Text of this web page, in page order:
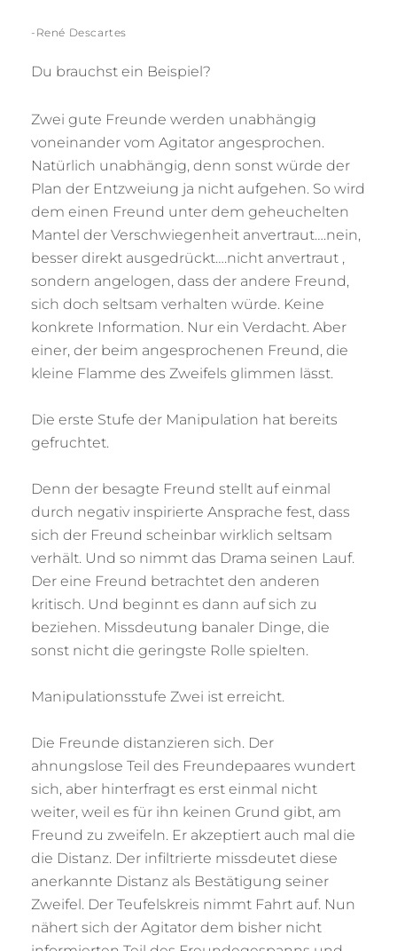
-René Descartes
Du brauchst ein Beispiel?
Zwei gute Freunde werden unabhängig
voneinander vom Agitator angesprochen.
Natürlich unabhängig, denn sonst würde der
Plan der Entzweiung ja nicht aufgehen. So wird
dem einen Freund unter dem geheuchelten
Mantel der Verschwiegenheit anvertraut….nein,
besser direkt ausgedrückt….nicht anvertraut ,
sondern angelogen, dass der andere Freund,
sich doch seltsam verhalten würde. Keine
konkrete Information. Nur ein Verdacht. Aber
einer, der beim angesprochenen Freund, die
kleine Flamme des Zweifels glimmen lässt.
Die erste Stufe der Manipulation hat bereits
gefruchtet.
Denn der besagte Freund stellt auf einmal
durch negativ inspirierte Ansprache fest, dass
sich der Freund scheinbar wirklich seltsam
verhält. Und so nimmt das Drama seinen Lauf.
Der eine Freund betrachtet den anderen
kritisch. Und beginnt es dann auf sich zu
beziehen. Missdeutung banaler Dinge, die
sonst nicht die geringste Rolle spielten.
Manipulationsstufe Zwei ist erreicht.
Die Freunde distanzieren sich. Der
ahnungslose Teil des Freundepaares wundert
sich, aber hinterfragt es erst einmal nicht
weiter, weil es für ihn keinen Grund gibt, am
Freund zu zweifeln. Er akzeptiert auch mal die
die Distanz. Der infiltrierte missdeutet diese
anerkannte Distanz als Bestätigung seiner
Zweifel. Der Teufelskreis nimmt Fahrt auf. Nun
nähert sich der Agitator dem bisher nicht